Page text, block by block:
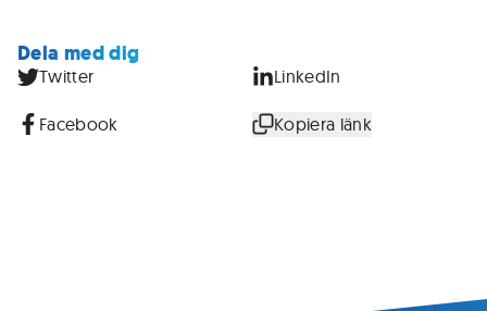
Dela med dig
Twitter LinkedIn
Facebook Kopiera länk